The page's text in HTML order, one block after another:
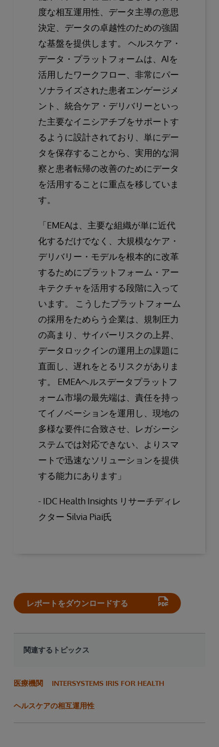
度な相互運用性、データ主導の意思
決定、データの卓越性のための強固
な基盤を提供します。 ヘルスケア・
データ・プラットフォームは、AIを
活用したワークフロー、非常にパー
ソナライズされた患者エンゲージメ
ント、統合ケア・デリバリーといっ
た主要なイニシアチブをサポートす
るように設計されており、単にデー
タを保存することから、実用的な洞
察と患者転帰の改善のためにデータ
を活用することに重点を移していま
す。
「EMEAは、主要な組織が単に近代
化するだけでなく、大規模なケア・
デリバリー・モデルを根本的に改革
するためにプラットフォーム・アー
キテクチャを活用する段階に入って
います。 こうしたプラットフォーム
の採用をためらう企業は、規制圧力
の高まり、サイバーリスクの上昇、
データロックインの運用上の課題に
直面し、遅れをとるリスクがありま
す。 EMEAヘルスデータプラットフ
ォーム市場の最先端は、責任を持っ
てイノベーションを運用し、現地の
多様な要件に合致させ、レガシーシ
ステムでは対応できない、よりスマ
ートで迅速なソリューションを提供
する能力にあります」
- IDC Health Insights リサーチディレ
クター Silvia Piai氏
レポートをダウンロードする
関連するトピックス
医療機関 INTERSYSTEMS IRIS FOR HEALTH
ヘルスケアの相互運用性